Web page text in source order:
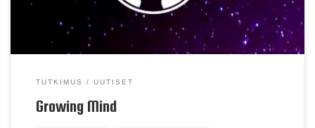
opetuksen aiheista. Seuraa Growing Mind:iä myös
Facebookissa ja Twitterissä.
TUTKIMUS UUTISET
Growing Mind